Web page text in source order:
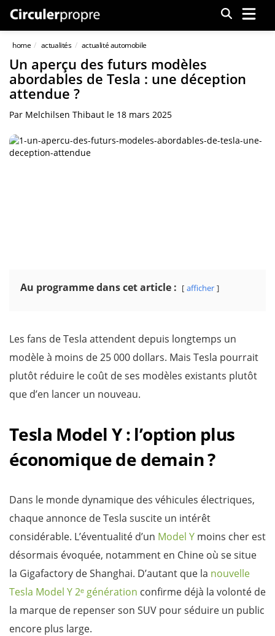
Menu
home actualités actualité automobile
Un aperçu des futurs modèles
abordables de Tesla : une déception
attendue ?
Par Melchilsen Thibaut le 18 mars 2025
Au programme dans cet article : afficher
Les fans de Tesla attendent depuis longtemps un
modèle à moins de 25 000 dollars. Mais Tesla pourrait
plutôt réduire le coût de ses modèles existants plutôt
que d’en lancer un nouveau.
Tesla Model Y : l’option plus
économique de demain ?
Dans le monde dynamique des véhicules électriques,
chaque annonce de Tesla suscite un intérêt
considérable. L’éventualité d’un Model Y moins cher est
désormais évoquée, notamment en Chine où se situe
la Gigafactory de Shanghai. D’autant que la nouvelle
Tesla Model Y 2ᵉ génération confirme déjà la volonté de
la marque de repenser son SUV pour séduire un public
encore plus large.